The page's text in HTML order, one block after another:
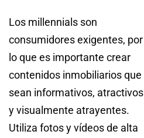
Los millennials son
consumidores exigentes, por
lo que es importante crear
contenidos inmobiliarios que
sean informativos, atractivos
y visualmente atrayentes.
Utiliza fotos y vídeos de alta